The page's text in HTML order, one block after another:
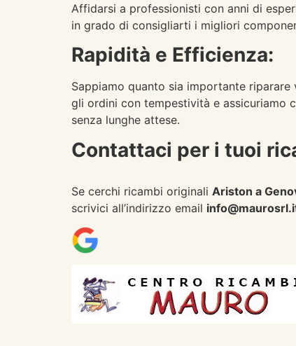
Affidarsi a professionisti con anni di
in grado di consigliarti i migliori
Rapidità e Efficienza:
Sappiamo quanto sia importante
gli ordini con tempestività e assicuriamo
senza lunghe attese.
Contattaci per i tuoi
Se cerchi ricambi originali Ariston a
scrivici all’indirizzo email